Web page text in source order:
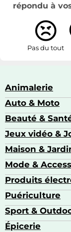
répondu à
Pas du tout
Animalerie
Abris pour
Aquariophilie
Colliers GPS
Auto & Moto
Accessoires
Attelage &
Autoradios
Beauté &
Alimentation
Amour &
Appareils de
Jeux vidéo &
Accessoires de
Consoles de
Drones
Maison &
Ameublement
Articles de
Aspirateurs
Mode &
Accessoires de
Arts textiles
Bagages
Produits
Accessoires
Appareils
Appareils
Puériculture
Chaises hautes
Jouets
Sport &
Appareils de
Épicerie